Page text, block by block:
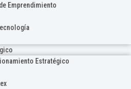
Emprendimiento
Estratégico